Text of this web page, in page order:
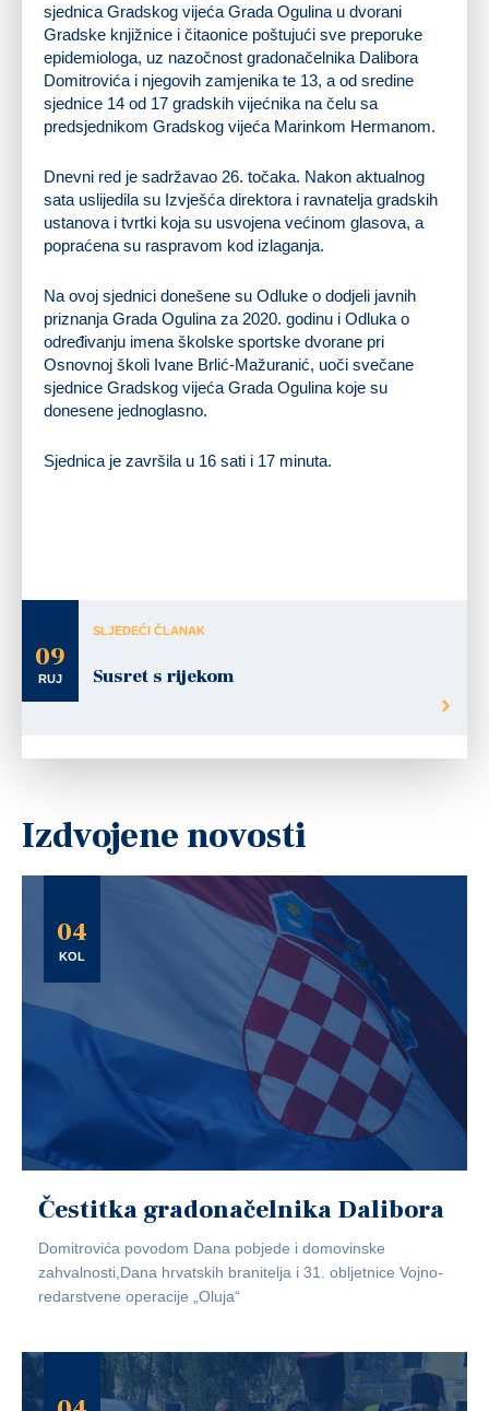
sjednica Gradskog vijeća Grada Ogulina u dvorani
Gradske knjižnice i čitaonice poštujući sve preporuke
epidemiologa, uz nazočnost gradonačelnika Dalibora
Domitrovića i njegovih zamjenika te 13, a od sredine
sjednice 14 od 17 gradskih vijećnika na čelu sa
predsjednikom Gradskog vijeća Marinkom Hermanom.
Dnevni red je sadržavao 26. točaka. Nakon aktualnog
sata uslijedila su Izvješća direktora i ravnatelja gradskih
ustanova i tvrtki koja su usvojena većinom glasova, a
popraćena su raspravom kod izlaganja.
Na ovoj sjednici donešene su Odluke o dodjeli javnih
priznanja Grada Ogulina za 2020. godinu i Odluka o
određivanju imena školske sportske dvorane pri
Osnovnoj školi Ivane Brlić-Mažuranić, uoči svečane
sjednice Gradskog vijeća Grada Ogulina koje su
donesene jednoglasno.
Sjednica je završila u 16 sati i 17 minuta.
09
RUJ
SLJEDEĆI ČLANAK
Susret s rijekom
Izdvojene novosti
04
KOL
Čestitka gradonačelnika Dalibora
Domitrovića povodom Dana pobjede i domovinske
zahvalnosti,Dana hrvatskih branitelja i 31. obljetnice Vojno-
redarstvene operacije „Oluja“